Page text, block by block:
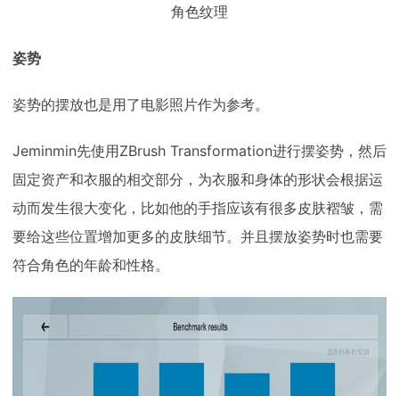
角色纹理
姿势
姿势的摆放也是用了电影照片作为参考。
Jeminmin先使用ZBrush Transformation进行摆姿势，然后
固定资产和衣服的相交部分，为衣服和身体的形状会根据运
动而发生很大变化，比如他的手指应该有很多皮肤褶皱，需
要给这些位置增加更多的皮肤细节。并且摆放姿势时也需要
符合角色的年龄和性格。